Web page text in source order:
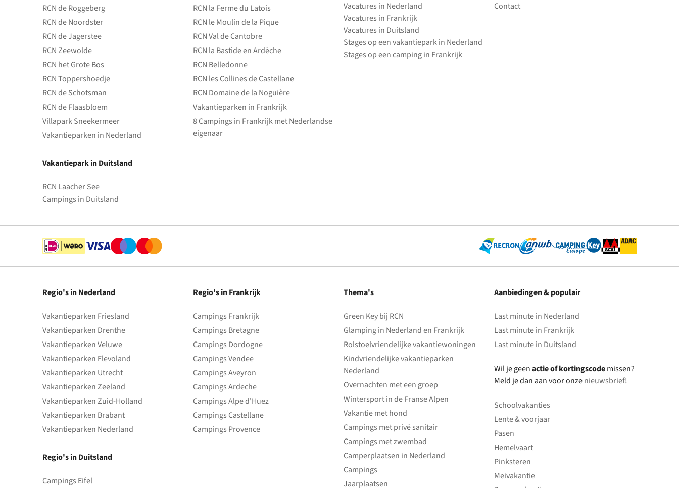
RCN de Roggeberg
RCN de Noordster
RCN de Jagerstee
RCN Zeewolde
RCN het Grote Bos
RCN Toppershoedje
RCN de Schotsman
RCN de Flaasbloem
Villapark Sneekermeer
Vakantieparken in Nederland
Vakantiepark in Duitsland
RCN Laacher See
Campings in Duitsland
RCN la Ferme du Latois
RCN le Moulin de la Pique
RCN Val de Cantobre
RCN la Bastide en Ardèche
RCN Belledonne
RCN les Collines de Castellane
RCN Domaine de la Noguière
Vakantieparken in Frankrijk
8 Campings in Frankrijk met Nederlandse
eigenaar
Vacatures in Nederland
Vacatures in Frankrijk
Vacatures in Duitsland
Stages op een vakantiepark in Nederland
Stages op een camping in Frankrijk
Contact
Regio's in Nederland
Vakantieparken Friesland
Vakantieparken Drenthe
Vakantieparken Veluwe
Vakantieparken Flevoland
Vakantieparken Utrecht
Vakantieparken Zeeland
Vakantieparken Zuid-Holland
Vakantieparken Brabant
Vakantieparken Nederland
Regio's in Duitsland
Campings Eifel
Regio's in Frankrijk
Campings Frankrijk
Campings Bretagne
Campings Dordogne
Campings Vendee
Campings Aveyron
Campings Ardeche
Campings Alpe d'Huez
Campings Castellane
Campings Provence
Thema's
Green Key bij RCN
Glamping in Nederland en Frankrijk
Rolstoelvriendelijke vakantiewoningen
Kindvriendelijke vakantieparken
Nederland
Overnachten met een groep
Wintersport in de Franse Alpen
Vakantie met hond
Campings met privé sanitair
Campings met zwembad
Camperplaatsen in Nederland
Campings
Jaarplaatsen
Aanbiedingen & populair
Last minute in Nederland
Last minute in Frankrijk
Last minute in Duitsland
Wil je geenactie of kortingscodemissen?
Meld je dan aan voor onzenieuwsbrief!
Schoolvakanties
Lente & voorjaar
Pasen
Hemelvaart
Pinksteren
Meivakantie